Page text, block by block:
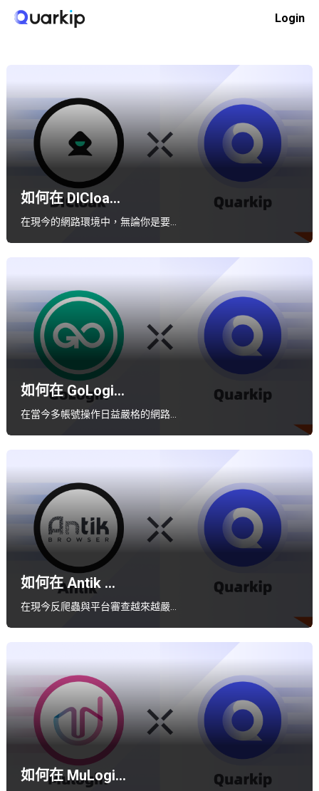
Skip
Login
代理集成
如何在 DICloa...
在現今的網路環境中，無論你是要…
如何在 GoLogi...
在當今多帳號操作日益嚴格的網路…
如何在 Antik ...
在現今反爬蟲與平台審查越來越嚴…
如何在 MuLogi...